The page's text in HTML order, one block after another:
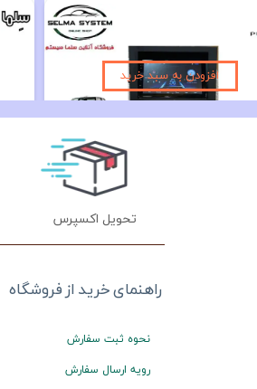
مانیتور فابریک پژو پرشیا و 405 داشبورد قدیم مدل 7 اینچ مدل AP9211
۱۰,۹۹۰,۰۰۰ تومان
افزودن به سبد خرید
تحویل اکسپرس
راهنمای خرید از فروشگاه
نحوه ثبت سفارش
رویه ارسال سفارش